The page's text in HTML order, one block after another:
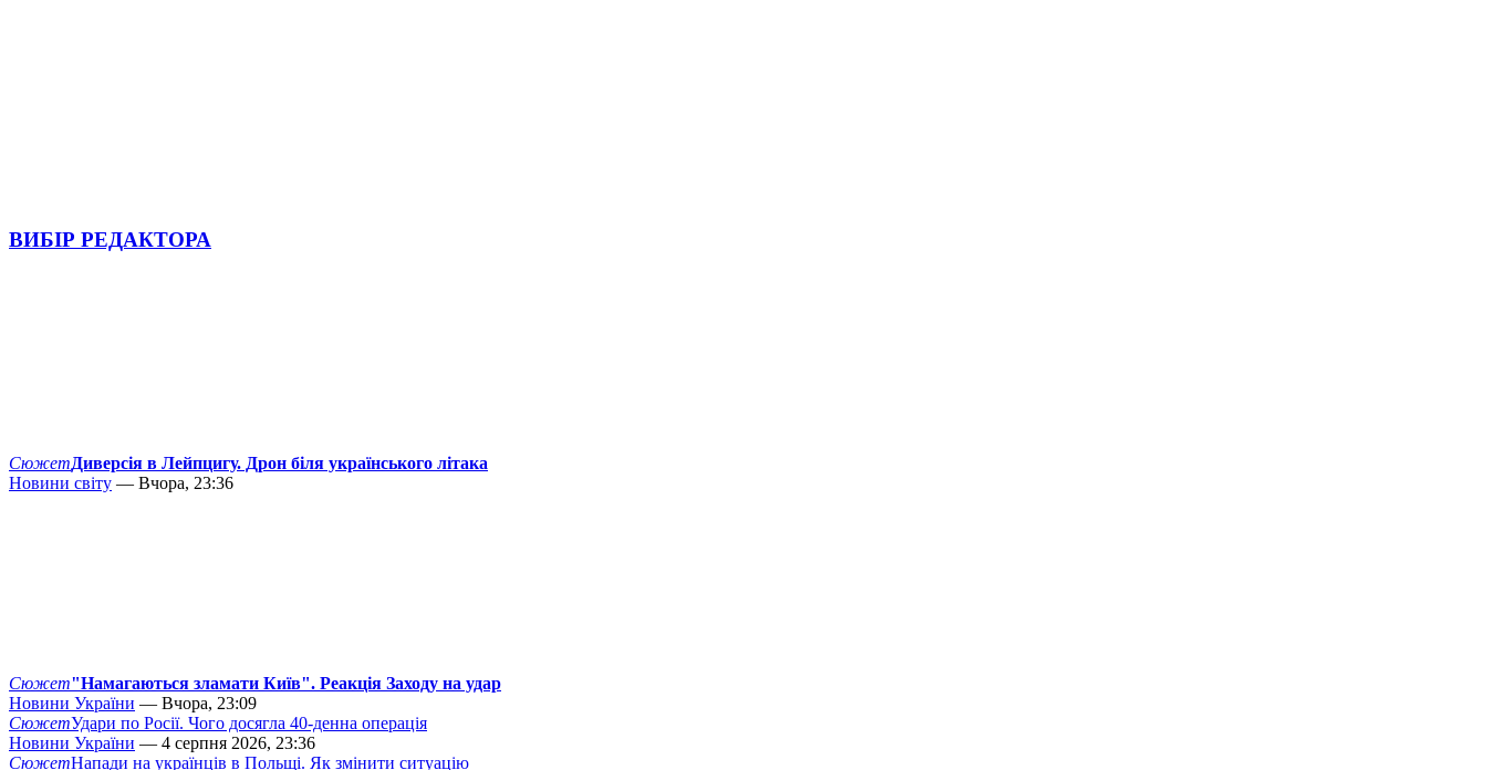
ВИБІР РЕДАКТОРА
СюжетДиверсія в Лейпцигу. Дрон біля українського літака
Новини світу — Вчора, 23:36
Сюжет"Намагаються зламати Київ". Реакція Заходу на удар
Новини України — Вчора, 23:09
СюжетУдари по Росії. Чого досягла 40-денна операція
Новини України — 4 серпня 2026, 23:36
СюжетНапади на українців в Польщі. Як змінити ситуацію